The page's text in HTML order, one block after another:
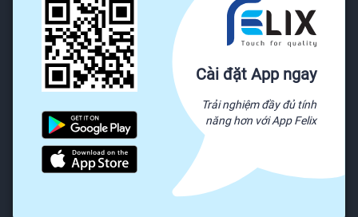
Felix.store Blog
Tìm nguồn hàng trên Felix.store
Tất cả danh mục
Yêu cầu báo giá
Sẵn sàng vận chuyển
Người mua Đối tác
Felix.store Select
Cài đặt App ngay
Trải nghiệm đầy đủ tính
năng hơn với App Felix